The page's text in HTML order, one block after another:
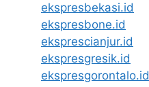
ekspresbekasi.id
ekspresbone.id
eksprescianjur.id
ekspresgresik.id
ekspresgorontalo.id